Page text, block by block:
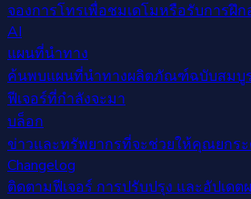
จองการโทรเพื่อชมเดโมหรือรับการฝึก
AI
แผนที่นำทาง
ค้นพบแผนที่นำทางผลิตภัณฑ์ฉบับสมบู
ฟีเจอร์ที่กำลังจะมา
บล็อก
ข่าวและทรัพยากรที่จะช่วยให้คุณยกระ
Changelog
ติดตามฟีเจอร์ การปรับปรุง และอัปเด